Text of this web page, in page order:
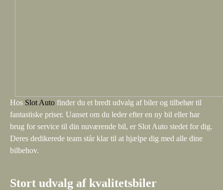
Hos Slot Auto finder du et bredt udvalg af biler og tilbehør til
fantastiske priser. Uanset om du leder efter en ny bil eller har
brug for service til din nuværende bil, er Slot Auto stedet for dig.
Deres dedikerede team står klar til at hjælpe dig med alle dine
bilbehov.
Stort udvalg af kvalitetsbiler